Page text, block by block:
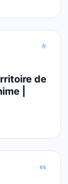
fr
de
|
es